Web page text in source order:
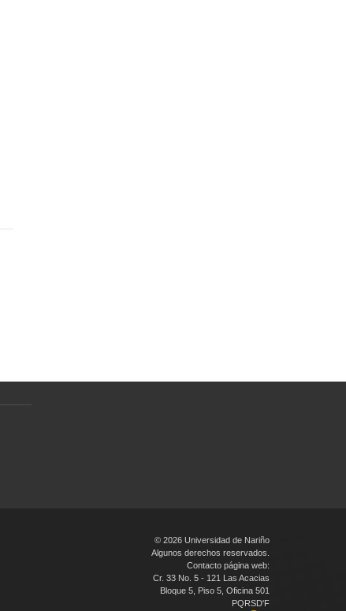
© 2026 Universidad de Nariño
Algunos derechos reservados.
Contacto página web:
Cr. 33 No. 5 - 121 Las Acacias
Bloque 5, Piso 5, Oficina 501
PQRSD'F